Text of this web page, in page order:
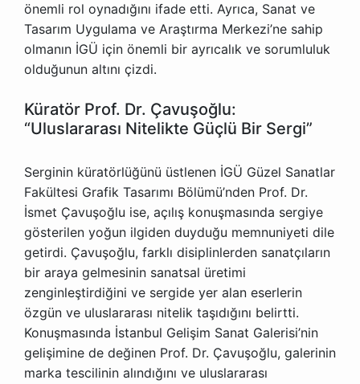
önemli rol oynadığını ifade etti. Ayrıca, Sanat ve
Tasarım Uygulama ve Araştırma Merkezi’ne sahip
olmanın İGÜ için önemli bir ayrıcalık ve sorumluluk
olduğunun altını çizdi.
Küratör Prof. Dr. Çavuşoğlu:
“Uluslararası Nitelikte Güçlü Bir Sergi”
Serginin küratörlüğünü üstlenen İGÜ Güzel Sanatlar
Fakültesi Grafik Tasarımı Bölümü’nden Prof. Dr.
İsmet Çavuşoğlu ise, açılış konuşmasında sergiye
gösterilen yoğun ilgiden duyduğu memnuniyeti dile
getirdi. Çavuşoğlu, farklı disiplinlerden sanatçıların
bir araya gelmesinin sanatsal üretimi
zenginleştirdiğini ve sergide yer alan eserlerin
özgün ve uluslararası nitelik taşıdığını belirtti.
Konuşmasında İstanbul Gelişim Sanat Galerisi’nin
gelişimine de değinen Prof. Dr. Çavuşoğlu, galerinin
marka tescilinin alındığını ve uluslararası